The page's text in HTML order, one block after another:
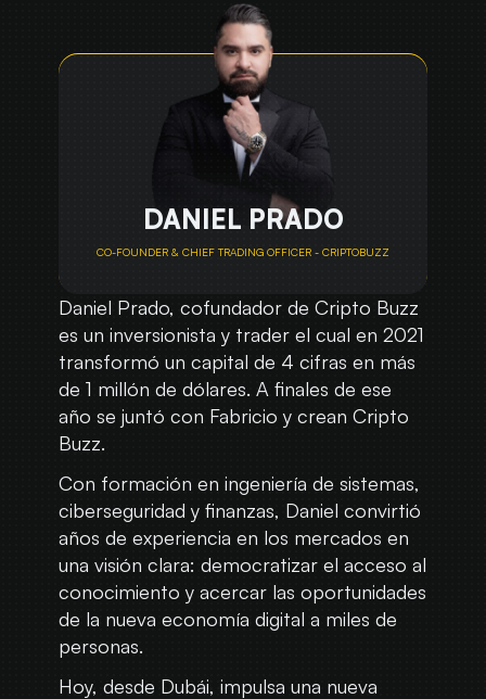
Daniel Prado, cofundador de Cripto Buzz
es un inversionista y trader el cual en 2021
transformó un capital de 4 cifras en más
de 1 millón de dólares. A finales de ese
año se juntó con Fabricio y crean Cripto
Buzz.
Con formación en ingeniería de sistemas,
ciberseguridad y finanzas, Daniel convirtió
años de experiencia en los mercados en
una visión clara: democratizar el acceso al
conocimiento y acercar las oportunidades
de la nueva economía digital a miles de
personas.
Hoy, desde Dubái, impulsa una nueva
DANIEL PRADO
CO-FOUNDER & CHIEF TRADING OFFICER - CRIPTOBUZZ